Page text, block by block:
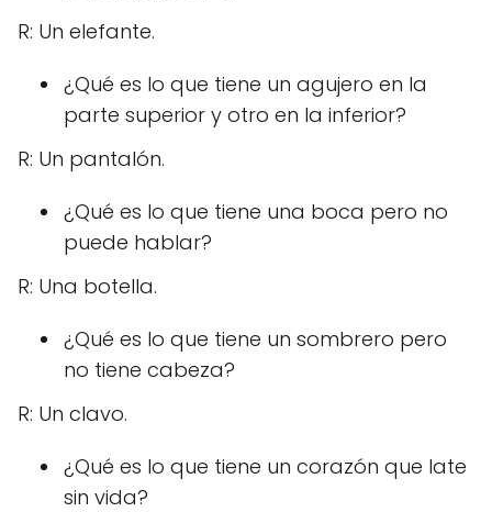
R: Un elefante.
¿Qué es lo que tiene un agujero en la
parte superior y otro en la inferior?
R: Un pantalón.
¿Qué es lo que tiene una boca pero no
puede hablar?
R: Una botella.
¿Qué es lo que tiene un sombrero pero
no tiene cabeza?
R: Un clavo.
¿Qué es lo que tiene un corazón que late
sin vida?